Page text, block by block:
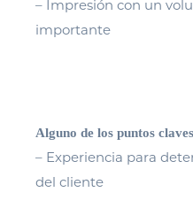
– Impresión con un
importante
Alguno de los puntos
– Experiencia para
del cliente